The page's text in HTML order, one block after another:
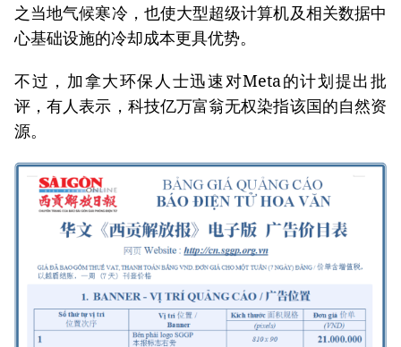
之当地气候寒冷，也使大型超级计算机及相关数据中
心基础设施的冷却成本更具优势。
不过，加拿大环保人士迅速对Meta的计划提出批
评，有人表示，科技亿万富翁无权染指该国的自然资
源。